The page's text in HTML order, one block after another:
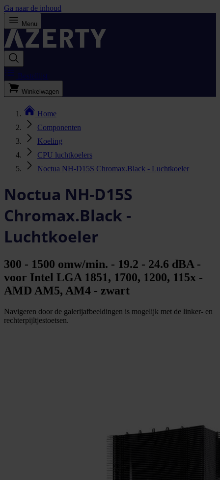
Ga naar de inhoud
Menu
Bestellijst
Winkelwagen
Home
Componenten
Koeling
CPU luchtkoelers
Noctua NH-D15S Chromax.Black - Luchtkoeler
Noctua NH-D15S
Chromax.Black -
Luchtkoeler
300 - 1500 omw/min. - 19.2 - 24.6 dBA -
voor Intel LGA 1851, 1700, 1200, 115x -
AMD AM5, AM4 - zwart
Navigeren door de galerijafbeeldingen is mogelijk met de linker- en
rechterpijltjestoetsen.